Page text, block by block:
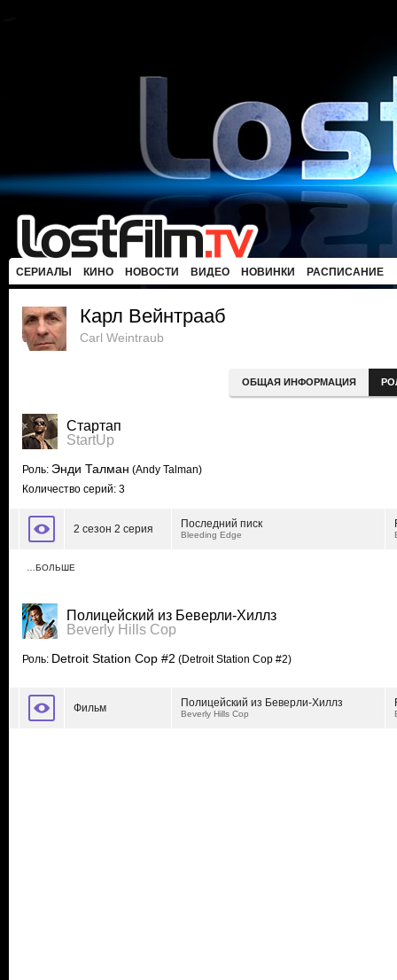
СЕРИАЛЫ КИНО НОВОСТИ ВИДЕО НОВИНКИ РАСПИСАНИЕ
Карл Вейнтрааб
Carl Weintraub
ОБЩАЯ ИНФОРМАЦИЯ
Стартап
StartUp
Роль: Энди Талман (Andy Talman)
Количество серий: 3
2 сезон 2 серия Последний писк
Bleeding Edge
…БОЛЬШЕ
Полицейский из Беверли-Хиллз
Beverly Hills Cop
Роль: Detroit Station Cop #2 (Detroit Station Cop #2)
Фильм Полицейский из Беверли-Хиллз
Beverly Hills Cop